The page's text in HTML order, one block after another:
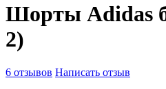
Шорты Adidas
2)
6 отзывов Написать отзыв